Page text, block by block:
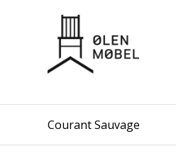
Courant Sauvage